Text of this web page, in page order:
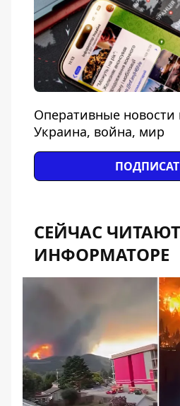
Оперативные новости
Украина, война, мир
СЕЙЧАС
ИНФОРМАТОРЕ